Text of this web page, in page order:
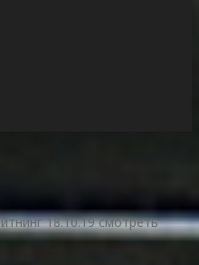
18.10.19 смотреть